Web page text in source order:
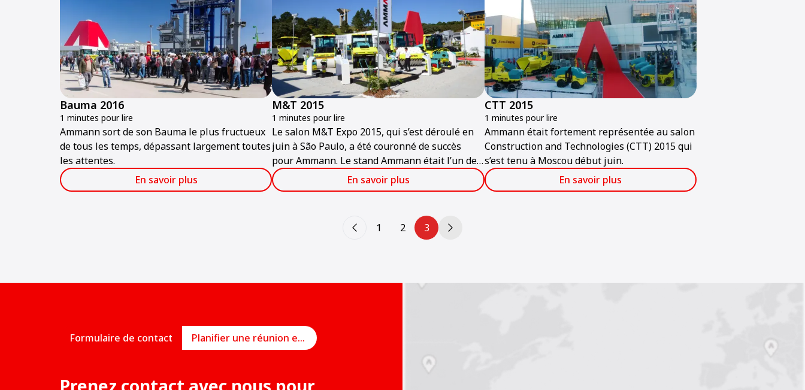
Bauma 2016
1 minutes pour lire
Ammann sort de son Bauma le plus fructueux
de tous les temps, dépassant largement toutes
les attentes.
En savoir plus
M&T 2015
1 minutes pour lire
Le salon M&T Expo 2015, qui s’est déroulé en
juin à São Paulo, a été couronné de succès
pour Ammann. Le stand Ammann était l’un des
plus populaires du salon, qui est considéré
comme l’événement le plus important dans le
En savoir plus
CTT 2015
1 minutes pour lire
Ammann était fortement représentée au salon
Construction and Technologies (CTT) 2015 qui
s’est tenu à Moscou début juin.
En savoir plus
1 2 3
Formulaire de contact Planifier une réunion en ligne